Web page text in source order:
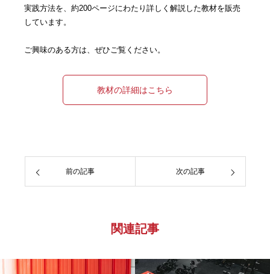
実践方法を、約200ページにわたり詳しく解説した教材を販売
しています。
ご興味のある方は、ぜひご覧ください。
教材の詳細はこちら
前の記事 次の記事
関連記事